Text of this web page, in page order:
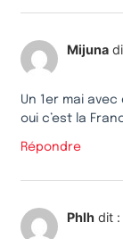
Mijuna
Un 1er mai
oui c’est la
Répondre
Phlh dit :